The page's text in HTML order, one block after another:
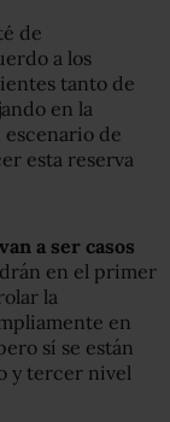
de
a los
tanto de
en la
de
esta reserva
a ser casos
en el primer
la
en
sí se están
y tercer nivel